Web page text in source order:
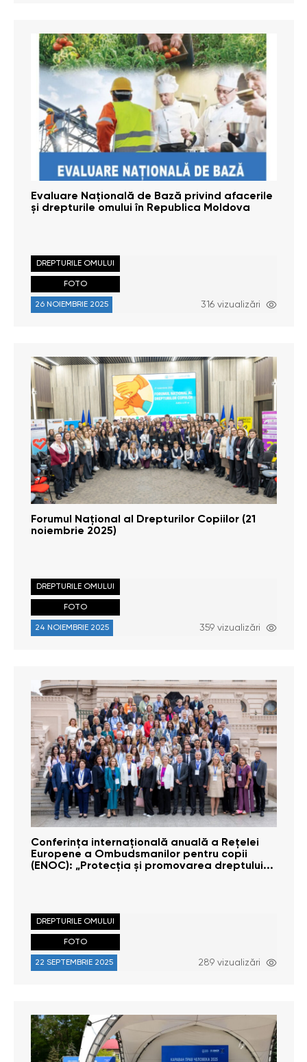
Evaluare Națională de Bază privind afacerile
și drepturile omului în Republica Moldova
DREPTURILE OMULUI
FOTO
26 NOIEMBRIE 2025 316 vizualizări
Forumul Național al Drepturilor Copiilor (21
noiembrie 2025)
DREPTURILE OMULUI
FOTO
24 NOIEMBRIE 2025 359 vizualizări
Conferința internațională anuală a Rețelei
Europene a Ombudsmanilor pentru copii
(ENOC): „Protecția și promovarea dreptului...
DREPTURILE OMULUI
FOTO
22 SEPTEMBRIE 2025 289 vizualizări